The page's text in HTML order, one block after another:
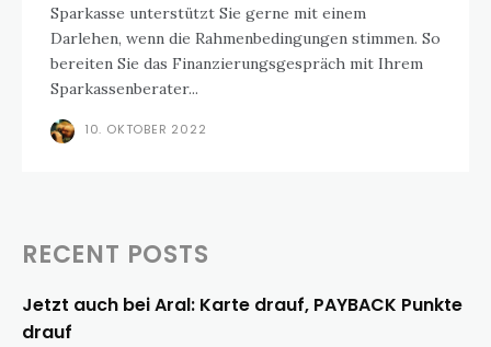
Sparkasse unterstützt Sie gerne mit einem
Darlehen, wenn die Rahmenbedingungen stimmen. So
bereiten Sie das Finanzierungsgespräch mit Ihrem
Sparkassenberater...
10. OKTOBER 2022
RECENT POSTS
Jetzt auch bei Aral: Karte drauf, PAYBACK Punkte
drauf